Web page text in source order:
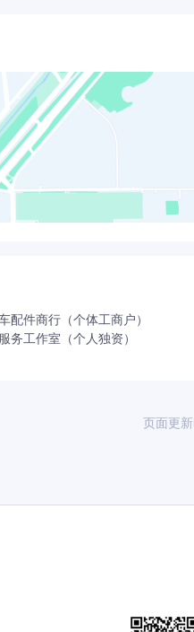
配件商行（个体工商户）
务工作室（个人独资）
页面更